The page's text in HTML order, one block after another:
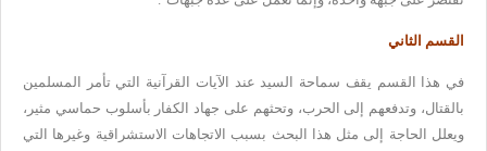
القسم الثاني
في هذا القسم يقف سماحة
السيد عند الآيات القرآنية التي تأمر المسلمين
بالقتال، وتدفعهم إلى الحرب، وتحثهم على جهاد الكفار بأسلوب حماسي مثير،
ويعلل الحاجة إلى مثل هذا
البحث بسبب الاتجاهات الاستشراقية وغيرها التي